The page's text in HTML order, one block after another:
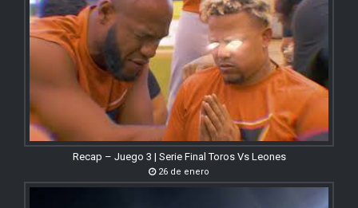
Recap – Juego 3 | Serie Final Toros Vs Leones
26 de enero